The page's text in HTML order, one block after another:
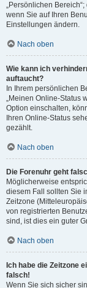
„Persönlichen
wenn Sie auf Ihren
Einstellungen ändern.
Nach oben
Wie kann ich
auftaucht?
In Ihrem persönlichen
„Meinen Online-Status
Option einschalten,
Ihren Online-Status
gezählt.
Nach oben
Die Forenuhr geht
Möglicherweise
diesem Fall sollten Sie
Zeitzone
von registrierten
sind, ist dies ein guter
Nach oben
Ich habe die Zeitzone
falsch!
Wenn Sie sich sicher